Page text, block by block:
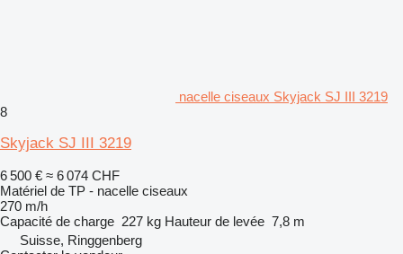
nacelle ciseaux Skyjack SJ III 3219
8
Skyjack SJ III 3219
6 500 € ≈ 6 074 CHF
Matériel de TP - nacelle ciseaux
270 m/h
Capacité de charge 227 kg Hauteur de levée 7,8 m
Suisse, Ringgenberg